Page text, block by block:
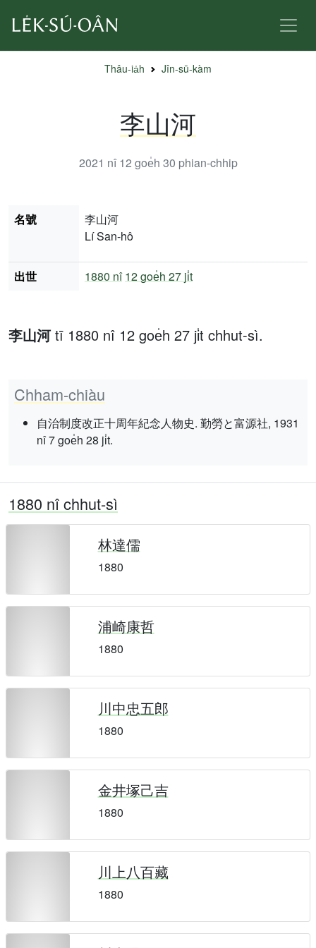
Thâu-ia̍h Jîn-sū-kàm
李山河
2021 nî 12 goe̍h 30 phian-chhip
李山河tī 1880 nî 12 goe̍h 27 ji̍t chhut-sì.
Chham-chiàu
自治制度改正十周年紀念人物史. 勤勞と富源社, 1931
nî 7 goe̍h 28 ji̍t.
名號
李山河
Lí San-hô
出世 1880 nî 12 goe̍h 27 ji̍t
1880 nî chhut-sì
林達儒
1880
浦崎康哲
1880
川中忠五郎
1880
金井塚己吉
1880
川上八百藏
1880